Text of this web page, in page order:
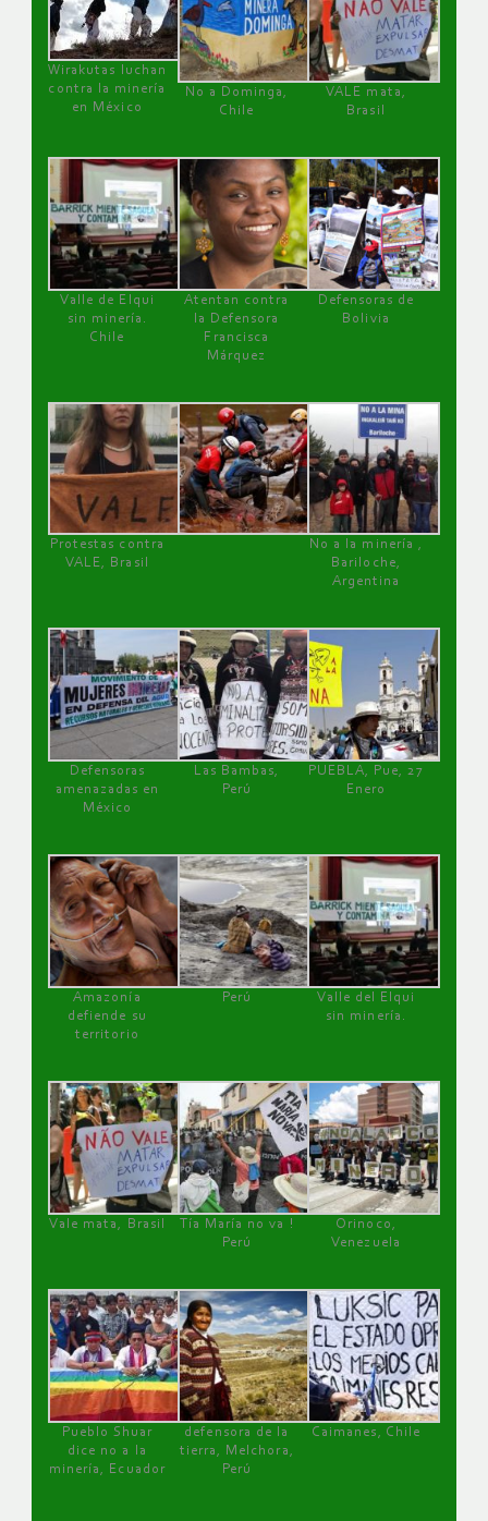
Wirakutas luchan
contra la minería
en México
No a Dominga,
Chile
VALE mata,
Brasil
Valle de Elqui
sin minería.
Chile
Atentan contra
la Defensora
Francisca
Márquez
Defensoras de
Bolivia
Protestas contra
VALE, Brasil
No a la minería ,
Bariloche,
Argentina
Defensoras
amenazadas en
México
Las Bambas,
Perú
PUEBLA, Pue, 27
Enero
Amazonía
defiende su
territorio
Perú
Valle del Elqui
sin minería.
Vale mata, Brasil
Tía María no va !
Perú
Orinoco,
Venezuela
Pueblo Shuar
dice no a la
minería, Ecuador
defensora de la
tierra, Melchora,
Perú
Caimanes, Chile